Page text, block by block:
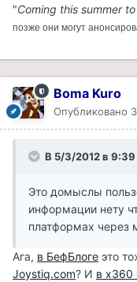
"Coming this summer
позже они могут
Boma Kuro
Опубликовано
В 5/3/2012 в 9:39
Это домыслы
информации нету
платформах через
Ага, в БефБлоге это
Joystiq.com? И в x360